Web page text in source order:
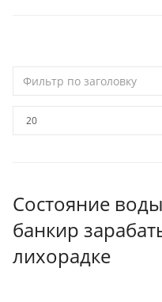
по
Состояние
банкир
лихорадке